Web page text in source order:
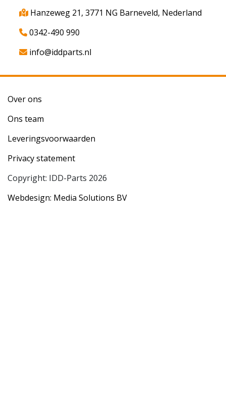
Hanzeweg 21, 3771 NG Barneveld, Nederland
0342-490 990
info@iddparts.nl
Over ons
Ons team
Leveringsvoorwaarden
Privacy statement
Copyright: IDD-Parts 2026
Webdesign: Media Solutions BV